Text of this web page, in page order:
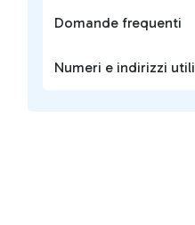
Domande frequenti
Numeri e indirizzi utili